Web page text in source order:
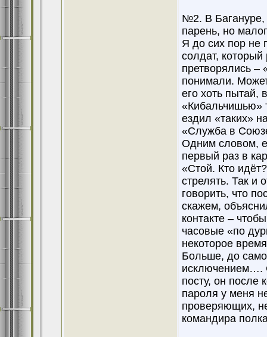
№2. В Багануре,
парень, но
Я до сих пор не
солдат, который
претворялись –
понимали.
его хоть пытай,
«Кибальчишью»
ездил «таких»
«Служба в
Одним словом,
первый раз в
«Стой. Кто
стрелять. Так и
говорить, что
скажем,
контакте –
часовые «по
некоторое
Больше, до
исключением….
посту, он после
пароля у меня
проверяющих,
командира